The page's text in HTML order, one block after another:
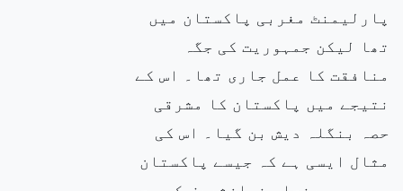
پارلیمنٹ مغربی پاکستان میں
تھا لیکن جمہوریت کی جگہ
منافقت کا عمل جاری تھا۔ اس کے
نتیجے میں پاکستان کا مشرقی
حصہ بنگلہ دیش بن گیا۔ اس کی
مثال ایسی ہے کہ جیسے پاکستان